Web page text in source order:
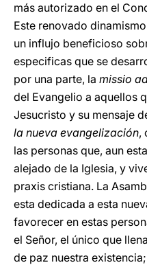
más autorizado en el
Este renovado
un influjo beneficioso
especificas que se
por una parte, la missio
del Evangelio a aquellos
Jesucristo y su mensaje
la nueva evangelización,
las personas que, aun
alejado de la Iglesia, y
praxis cristiana. La
esta dedicada a esta
favorecer en estas
el Señor, el único que
de paz nuestra